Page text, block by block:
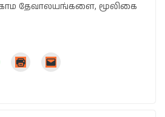
தேவாலயங்களை, மூலிகை